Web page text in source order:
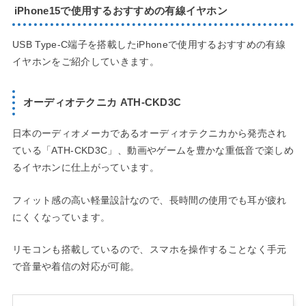
iPhone15で使用するおすすめの有線イヤホン
USB Type-C端子を搭載したiPhoneで使用するおすすめの有線
イヤホンをご紹介していきます。
オーディオテクニカ ATH-CKD3C
日本のーディオメーカであるオーディオテクニカから発売され
ている「ATH-CKD3C」、動画やゲームを豊かな重低音で楽しめ
るイヤホンに仕上がっています。
フィット感の高い軽量設計なので、長時間の使用でも耳が疲れ
にくくなっています。
リモコンも搭載しているので、スマホを操作することなく手元
で音量や着信の対応が可能。